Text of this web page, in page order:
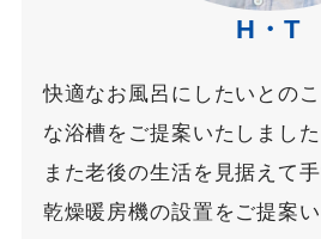
H・T
快適なお風呂にしたいとの
な浴槽をご提案いたしました
また老後の生活を見据えて
乾燥暖房機の設置をご提案い